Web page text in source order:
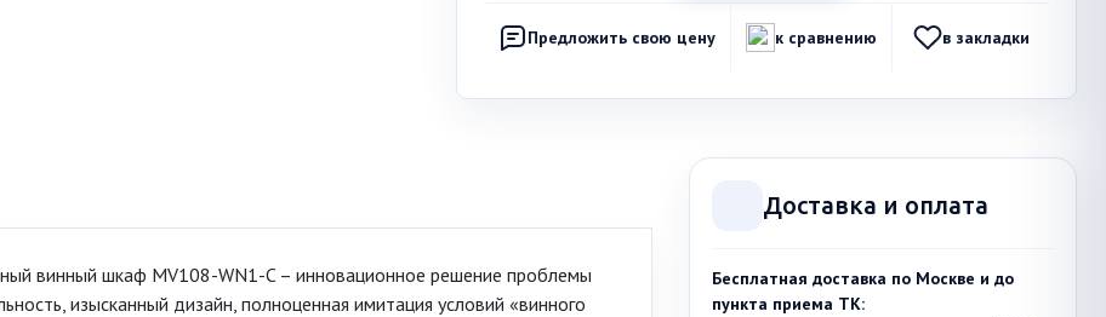
Предложить свою цену к сравнению в закладки
винный шкаф MV108-WN1-C – инновационное решение проблемы
изысканный дизайн, полноценная имитация условий «винного
Доставка и оплата
Бесплатная доставка по Москве и до
пункта приема ТК: